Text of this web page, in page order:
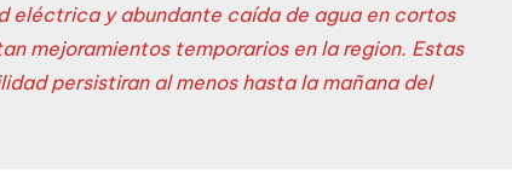
eléctrica y abundante caída de agua en cortos
mejoramientos temporarios en la region. Estas
persistiran al menos hasta la mañana del